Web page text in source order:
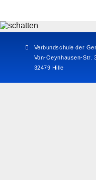
Verbundschule der
Von-Oeynhausen-Str.
32479 Hille